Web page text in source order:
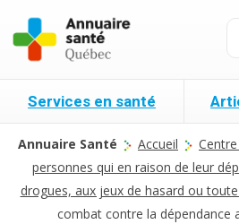
Services en santé
Annuaire Santé Accueil
personnes qui en raison de leur
drogues, aux jeux de hasard ou
combat contre la dépendance